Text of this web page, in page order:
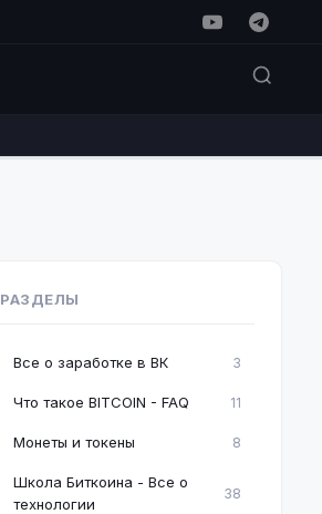
РАЗДЕЛЫ
Все о заработке в ВК 3
Что такое BITCOIN - FAQ 11
Монеты и токены 8
Школа Биткоина - Все о
технологии
38